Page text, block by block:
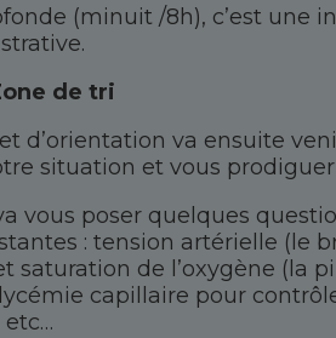
(minuit /8h), c’est une
de tri
d’orientation va ensuite
situation et vous
vous poser quelques
: tension artérielle (le
saturation de l’oxygène (la
capillaire pour
etc…